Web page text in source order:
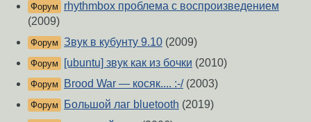
Форум
rhythmbox проблема с воспроизведением
(2009)
Форум Звук в кубунту 9.10 (2009)
Форум [ubuntu] звук как из бочки (2010)
Форум Brood War — косяк.... :-/(2003)
Форум Большой лаг bluetooth (2019)